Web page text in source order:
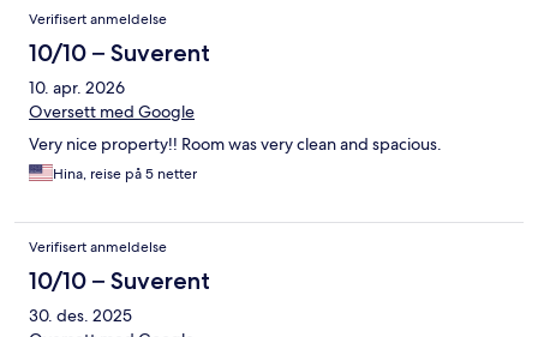
Verifisert anmeldelse
10/10 – Suverent
10. apr. 2026
Oversett med Google
Very nice property!! Room was very clean and spacious.
Hina, reise på 5 netter
Verifisert anmeldelse
10/10 – Suverent
30. des. 2025